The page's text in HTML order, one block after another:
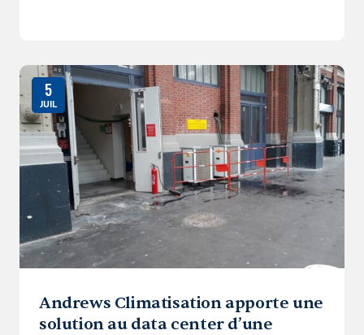
5
JUIL
Andrews Climatisation apporte une
solution au data center d’une